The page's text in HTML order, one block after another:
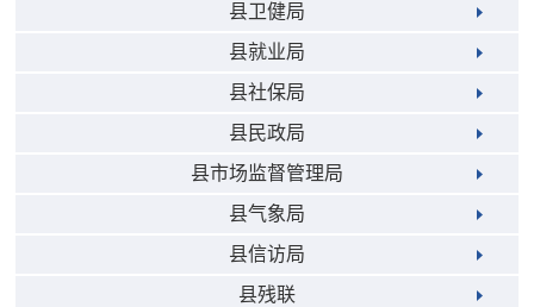
县卫健局
县就业局
县社保局
县民政局
县市场监督管理局
县气象局
县信访局
县残联